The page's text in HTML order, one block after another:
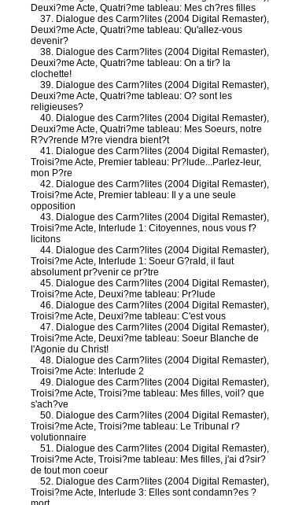
Deuxi?me Acte, Quatri?me tableau: Mes ch?res filles
37. Dialogue des Carm?lites (2004 Digital Remaster),
Deuxi?me Acte, Quatri?me tableau: Qu'allez-vous
devenir?
38. Dialogue des Carm?lites (2004 Digital Remaster),
Deuxi?me Acte, Quatri?me tableau: On a tir? la
clochette!
39. Dialogue des Carm?lites (2004 Digital Remaster),
Deuxi?me Acte, Quatri?me tableau: O? sont les
religieuses?
40. Dialogue des Carm?lites (2004 Digital Remaster),
Deuxi?me Acte, Quatri?me tableau: Mes Soeurs, notre
R?v?rende M?re viendra bient?t
41. Dialogue des Carm?lites (2004 Digital Remaster),
Troisi?me Acte, Premier tableau: Pr?lude...Parlez-leur,
mon P?re
42. Dialogue des Carm?lites (2004 Digital Remaster),
Troisi?me Acte, Premier tableau: Il y a une seule
opposition
43. Dialogue des Carm?lites (2004 Digital Remaster),
Troisi?me Acte, Interlude 1: Citoyennes, nous vous f?
licitons
44. Dialogue des Carm?lites (2004 Digital Remaster),
Troisi?me Acte, Interlude 1: Soeur G?rald, il faut
absolument pr?venir ce pr?tre
45. Dialogue des Carm?lites (2004 Digital Remaster),
Troisi?me Acte, Deuxi?me tableau: Pr?lude
46. Dialogue des Carm?lites (2004 Digital Remaster),
Troisi?me Acte, Deuxi?me tableau: C'est vous
47. Dialogue des Carm?lites (2004 Digital Remaster),
Troisi?me Acte, Deuxi?me tableau: Soeur Blanche de
l'Agonie du Christ!
48. Dialogue des Carm?lites (2004 Digital Remaster),
Troisi?me Acte: Interlude 2
49. Dialogue des Carm?lites (2004 Digital Remaster),
Troisi?me Acte, Troisi?me tableau: Mes filles, voil? que
s'ach?ve
50. Dialogue des Carm?lites (2004 Digital Remaster),
Troisi?me Acte, Troisi?me tableau: Le Tribunal r?
volutionnaire
51. Dialogue des Carm?lites (2004 Digital Remaster),
Troisi?me Acte, Troisi?me tableau: Mes filles, j'ai d?sir?
de tout mon coeur
52. Dialogue des Carm?lites (2004 Digital Remaster),
Troisi?me Acte, Interlude 3: Elles sont condamn?es ?